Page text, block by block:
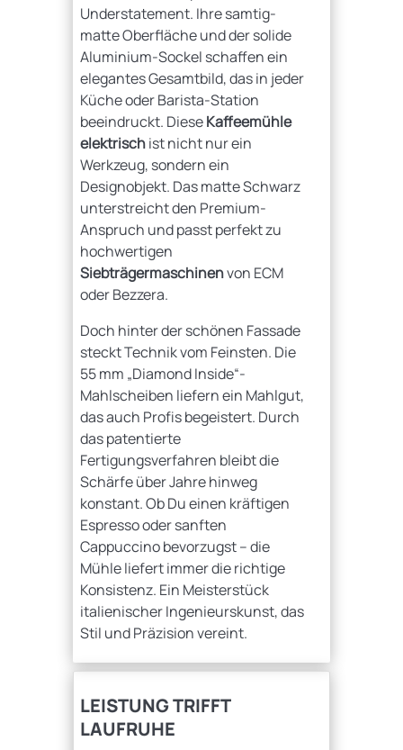
Understatement. Ihre samtig-
matte Oberfläche und der solide
Aluminium-Sockel schaffen ein
elegantes Gesamtbild, das in jeder
Küche oder Barista-Station
beeindruckt. DieseKaffeemühle
elektrischist nicht nur ein
Werkzeug, sondern ein
Designobjekt. Das matte Schwarz
unterstreicht den Premium-
Anspruch und passt perfekt zu
hochwertigen
Siebträgermaschinenvon ECM
oder Bezzera.
Doch hinter der schönen Fassade
steckt Technik vom Feinsten. Die
55 mm „Diamond Inside“-
Mahlscheiben liefern ein Mahlgut,
das auch Profis begeistert. Durch
das patentierte
Fertigungsverfahren bleibt die
Schärfe über Jahre hinweg
konstant. Ob Du einen kräftigen
Espresso oder sanften
Cappuccino bevorzugst – die
Mühle liefert immer die richtige
Konsistenz. Ein Meisterstück
italienischer Ingenieurskunst, das
Stil und Präzision vereint.
LEISTUNG TRIFFT
LAUFRUHE